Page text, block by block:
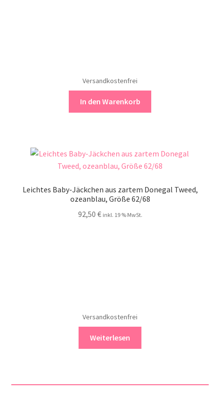
Versandkostenfrei
In den Warenkorb
Leichtes Baby-Jäckchen aus zartem Donegal Tweed,
ozeanblau, Größe 62/68
92,50 € inkl. 19 % MwSt.
Versandkostenfrei
Weiterlesen